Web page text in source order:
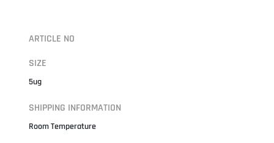
ARTICLE NO
SIZE
5ug
SHIPPING INFORMATION
Room Temperature